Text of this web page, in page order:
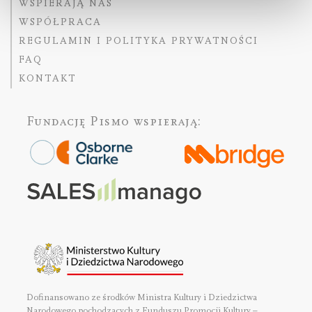
WSPIERAJĄ NAS
WSPÓŁPRACA
REGULAMIN I POLITYKA PRYWATNOŚCI
FAQ
KONTAKT
Fundację Pismo wspierają:
Dofinansowano ze środków Ministra Kultury i Dziedzictwa